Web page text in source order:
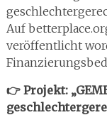
Auf
veröffentlicht
👉 Projekt: